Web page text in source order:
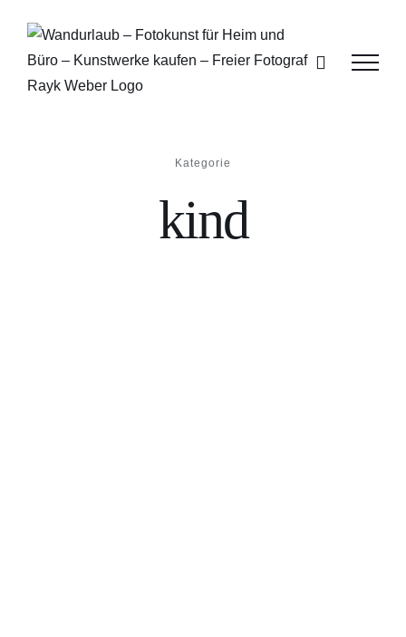
Inhalt
springen
Kategorie
kind